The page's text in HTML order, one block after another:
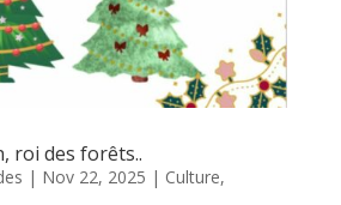
roi des forêts..
| Nov 22, 2025 | Culture,